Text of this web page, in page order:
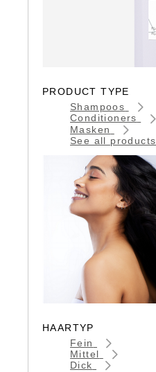
PRODUCT TYPE
Shampoos
Conditioners
Masken
See all products
HAARTYP
Fein
Mittel
Dick